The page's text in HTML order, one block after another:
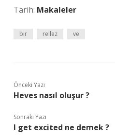
Tarih: Makaleler
bir rellez ve
Önceki Yazı
Heves nasıl oluşur ?
Sonraki Yazı
I get excited ne demek ?